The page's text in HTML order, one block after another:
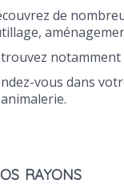
de
vous dans
rayons